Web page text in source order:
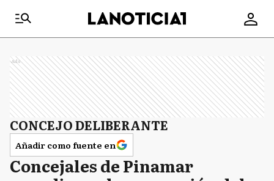
Ads
CONCEJO DELIBERANTE
Añadir como fuente en
Concejales de Pinamar